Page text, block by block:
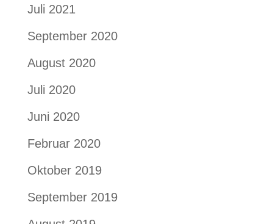
Juli 2021
September 2020
August 2020
Juli 2020
Juni 2020
Februar 2020
Oktober 2019
September 2019